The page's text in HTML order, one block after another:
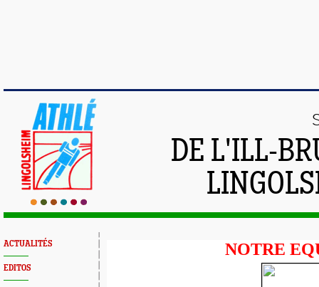
DE L'ILL-
ACTUALITÉS
EDITOS
NOTRE